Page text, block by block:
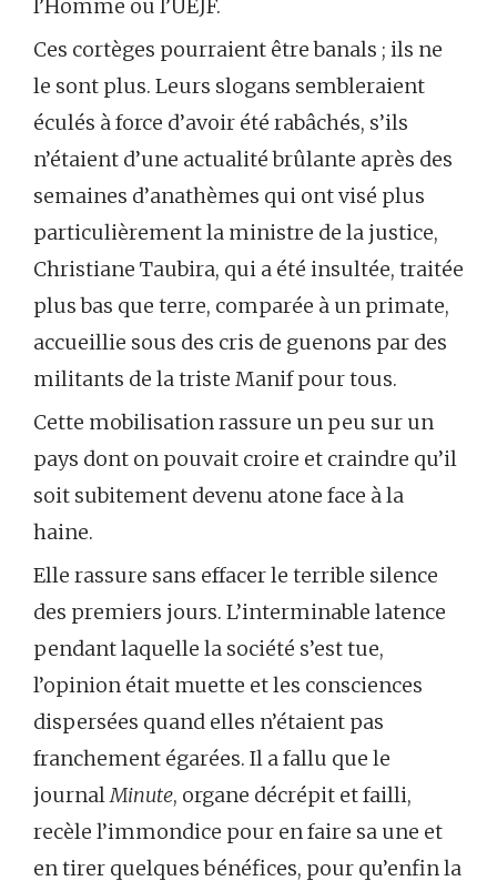
l’Homme ou l’UEJF.
Ces cortèges pourraient être banals ; ils ne
le sont plus. Leurs slogans sembleraient
éculés à force d’avoir été rabâchés, s’ils
n’étaient d’une actualité brûlante après des
semaines d’anathèmes qui ont visé plus
particulièrement la ministre de la justice,
Christiane Taubira, qui a été insultée, traitée
plus bas que terre, comparée à un primate,
accueillie sous des cris de guenons par des
militants de la triste Manif pour tous.
Cette mobilisation rassure un peu sur un
pays dont on pouvait croire et craindre qu’il
soit subitement devenu atone face à la
haine.
Elle rassure sans effacer le terrible silence
des premiers jours. L’interminable latence
pendant laquelle la société s’est tue,
l’opinion était muette et les consciences
dispersées quand elles n’étaient pas
franchement égarées. Il a fallu que le
journalMinute, organe décrépit et failli,
recèle l’immondice pour en faire sa une et
en tirer quelques bénéfices, pour qu’enfin la